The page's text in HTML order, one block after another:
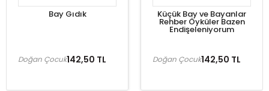
Bay Gıdık
142,50 TL
Doğan Çocuk
Küçük Bay ve Bayanlar
Rehber Öyküler Bazen
Endişeleniyorum
142,50 TL
Doğan Çocuk